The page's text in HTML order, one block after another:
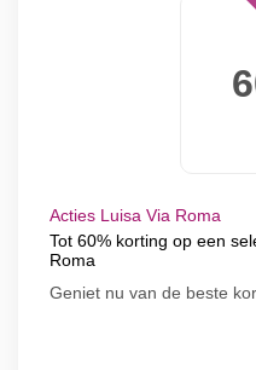
Acties Luisa Via Roma
Tot 60% korting op een
Roma
Geniet nu van de beste